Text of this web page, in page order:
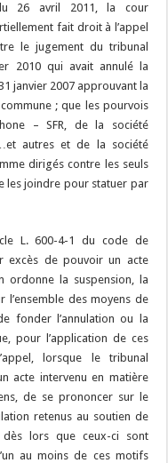
26 avril 2011, la cour
fait droit à l’appel
le jugement du tribunal
2010 qui avait annulé la
janvier 2007 approuvant la
; que les pourvois
– SFR, de la société
autres et de la société
dirigés contre les seuls
les joindre pour statuer par
L. 600-4-1 du code de
excès de pouvoir un acte
ordonne la suspension, la
l’ensemble des moyens de
fonder l’annulation ou la
pour l’application de ces
lorsque le tribunal
acte intervenu en matière
de se prononcer sur le
retenus au soutien de
lors que ceux-ci sont
au moins de ces motifs